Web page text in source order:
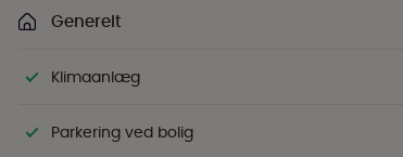
Generelt
Klimaanlæg
Parkering ved bolig